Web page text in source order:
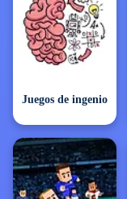
Juegos de ingenio